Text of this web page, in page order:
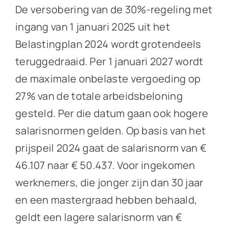
De versobering van de 30%-regeling met
ingang van 1 januari 2025 uit het
Belastingplan 2024 wordt grotendeels
teruggedraaid. Per 1 januari 2027 wordt
de maximale onbelaste vergoeding op
27% van de totale arbeidsbeloning
gesteld. Per die datum gaan ook hogere
salarisnormen gelden. Op basis van het
prijspeil 2024 gaat de salarisnorm van €
46.107 naar € 50.437. Voor ingekomen
werknemers, die jonger zijn dan 30 jaar
en een mastergraad hebben behaald,
geldt een lagere salarisnorm van €